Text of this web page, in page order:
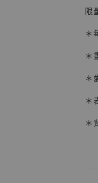
限
＊
＊
＊
＊
＊